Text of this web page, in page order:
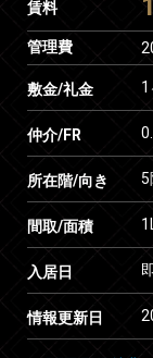
賃料
管理費
敷金/礼金 1
仲介/FR
所在階/向き 5
間取/面積
入居日
情報更新日